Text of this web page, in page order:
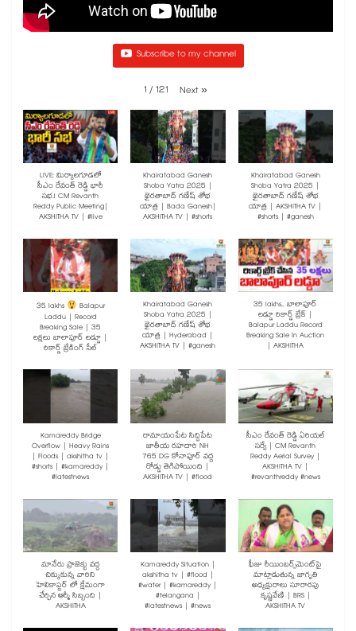
Subscribe to my channel
1 /121 Next»
LIVE: మిర్యాలగూడలో
సీఎం రేవంత్ రెడ్డి భారీ
సభ.! CM Revanth
Reddy Public Meeting|
AKSHITHA TV | #live
Khairatabad Ganesh
Shoba Yatra 2025 |
ఖైరతాబాద్ గణేష్ శోభ
యాత్ర | Bada Ganesh|
AKSHITHA TV | #shorts
Khairatabad Ganesh
Shoba Yatra 2025 |
ఖైరతాబాద్ గణేష్ శోభ
యాత్ర | AKSHITHA TV |
#shorts | #ganesh
35 lakhs Balapur
Laddu | Record
Breaking Sale | 35
లక్షలు బాలాపూర్ లడ్డూ |
రికార్డ్ బ్రేకింగ్ సేల్
Khairatabad Ganesh
Shoba Yatra 2025 |
ఖైరతాబాద్ గణేష్ శోభ
యాత్ర | Hyderabad |
AKSHITHA TV | #ganesh
35 lakhs.. బాలాపూర్
లడ్డూ రికార్డ్ బ్రేక్ |
Balapur Laddu Record
Breaking Sale In Auction
| AKSHITHA
Kamareddy Bridge
Overflow | Heavy Rains
| Floods | akshitha tv |
#shorts | #kamareddy |
#latestnews
రామాయంపేట సిద్దిపేట
జాతీయ రహదారి NH
765 DG కోనాపూర్ వద్ద
రోడ్డు తెగిపోయింది |
AKSHITHA TV | #flood
సీఎం రేవంత్ రెడ్డి ఏరియల్
సర్వే | CM Revanth
Reddy Aerial Survey |
AKSHITHA TV |
#revanthreddy #news
మానేరు ప్రాజెక్టు వద్ద
చిక్కుకున్న వారిని
హెలికాప్టర్ లో క్షేమంగా
చేర్చిన ఆర్మీ సిబ్బంది |
AKSHITHA
Kamareddy Situation |
akshitha tv | #flood |
#water | #kamareddy |
#telangana |
#latestnews | #news
ఫీజు రీయింబర్స్‌మెంట్‌పై
మాట్లాడుతున్న జాగృతి
అధ్యక్షురాలు సూరారపు
కృష్ణవేణి | BRS |
AKSHITHA TV